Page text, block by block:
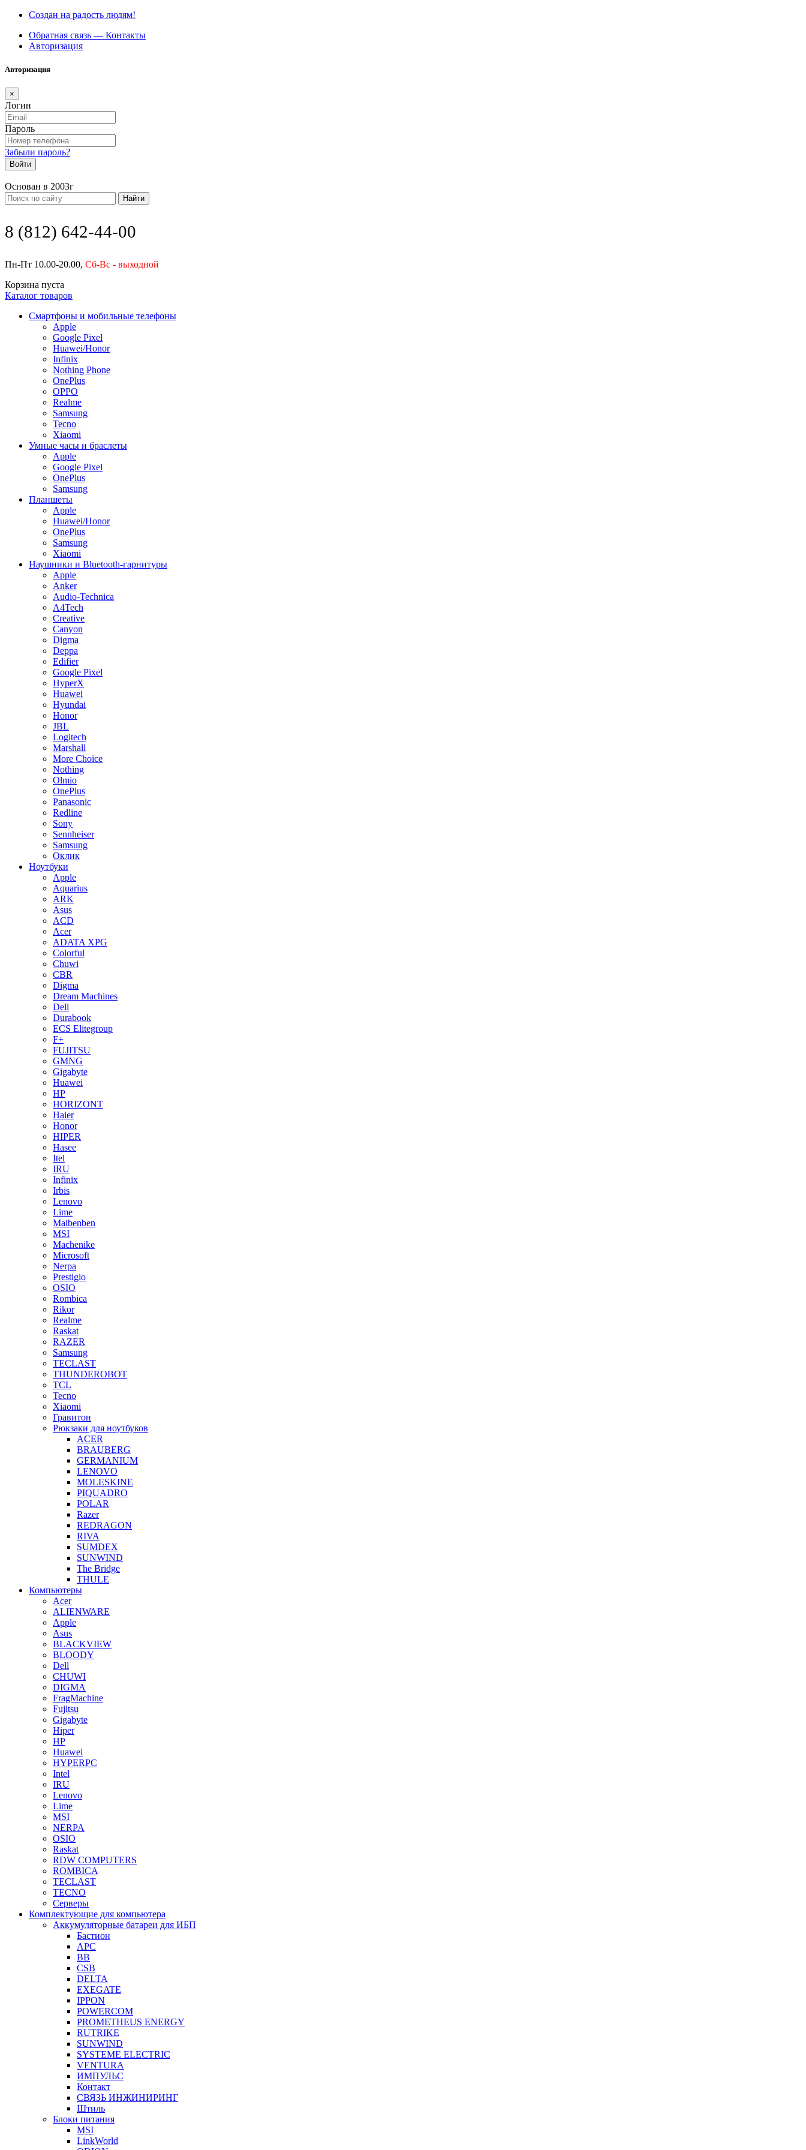
Создан на радость людям!
Обратная связь — Контакты
Авторизация
Авторизация
×
Логин
Пароль
Забыли пароль?
Войти
Основан в 2003г
Найти
8 (812) 642-44-00
Пн-Пт 10.00-20.00, Сб-Вс - выходной
Корзина пуста
Каталог товаров
Смартфоны и мобильные телефоны
Apple
Google Pixel
Huawei/Honor
Infinix
Nothing Phone
OnePlus
OPPO
Realme
Samsung
Tecno
Xiaomi
Умные часы и браслеты
Apple
Google Pixel
OnePlus
Samsung
Планшеты
Apple
Huawei/Honor
OnePlus
Samsung
Xiaomi
Наушники и Bluetooth-гарнитуры
Apple
Anker
Audio-Technica
A4Tech
Creative
Canyon
Digma
Deppa
Edifier
Google Pixel
HyperX
Huawei
Hyundai
Honor
JBL
Logitech
Marshall
More Choice
Nothing
Olmio
OnePlus
Panasonic
Redline
Sony
Sennheiser
Samsung
Оклик
Ноутбуки
Apple
Aquarius
ARK
Asus
ACD
Acer
ADATA XPG
Colorful
Chuwi
CBR
Digma
Dream Machines
Dell
Durabook
ECS Elitegroup
F+
FUJITSU
GMNG
Gigabyte
Huawei
HP
HORIZONT
Haier
Honor
HIPER
Hasee
Itel
IRU
Infinix
Irbis
Lenovo
Lime
Maibenben
MSI
Machenike
Microsoft
Nerpa
Prestigio
OSIO
Rombica
Rikor
Realme
Raskat
RAZER
Samsung
TECLAST
THUNDEROBOT
TCL
Tecno
Xiaomi
Гравитон
Рюкзаки для ноутбуков
ACER
BRAUBERG
GERMANIUM
LENOVO
MOLESKINE
PIQUADRO
POLAR
Razer
REDRAGON
RIVA
SUMDEX
SUNWIND
The Bridge
THULE
Компьютеры
Acer
ALIENWARE
Apple
Asus
BLACKVIEW
BLOODY
Dell
CHUWI
DIGMA
FragMachine
Fujitsu
Gigabyte
Hiper
HP
Huawei
HYPERPC
Intel
IRU
Lenovo
Lime
MSI
NERPA
OSIO
Raskat
RDW COMPUTERS
ROMBICA
TECLAST
TECNO
Серверы
Комплектующие для компьютера
Аккумуляторные батареи для ИБП
Бастион
APC
BB
CSB
DELTA
EXEGATE
IPPON
POWERCOM
PROMETHEUS ENERGY
RUTRIKE
SUNWIND
SYSTEME ELECTRIC
VENTURA
ИМПУЛЬС
Контакт
СВЯЗЬ ИНЖИНИРИНГ
Штиль
Блоки питания
MSI
LinkWorld